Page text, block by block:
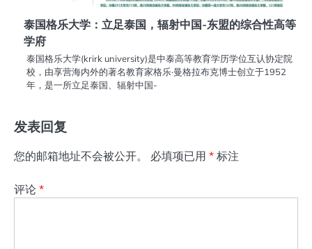
泰国格乐大学：立足泰国，辐射中国-东盟的综合性高等
学府
泰国格乐大学(krirk university)是中泰高等教育学历学位互认协定院
校，由享营海内外的著名教育家格乐·曼格拉布克博士创立于1952
年，是一所立足泰国、辐射中国-
发表回复
您的邮箱地址不会被公开。 必填项已用 * 标注
评论 *